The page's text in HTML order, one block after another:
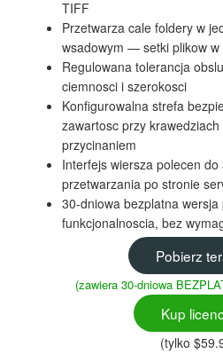
TIFF
Przetwarza cale foldery w
wsadowym — setki plikow w
Regulowana tolerancja
ciemnosci i szerokosci
Konfigurowalna strefa
zawartosc przy
przycinaniem
Interfejs wiersza polecen
przetwarzania po stronie
30-dniowa bezplatna
funkcjonalnoscia, bez
Pobierz
(zawiera 30-dniowa
Kup
(tylko